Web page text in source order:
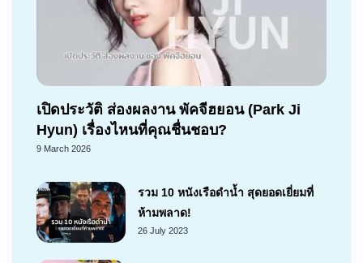
เปิดประวัติ ส่องผลงาน พัคจีฮยอน (Park Ji
Hyun) เรื่องไหนที่คุณชื่นชอบ?
9 March 2026
รวม 10 หนังเรือดำน้ำ สุดยอดเยี่ยมที่
ห้ามพลาด!
26 July 2023